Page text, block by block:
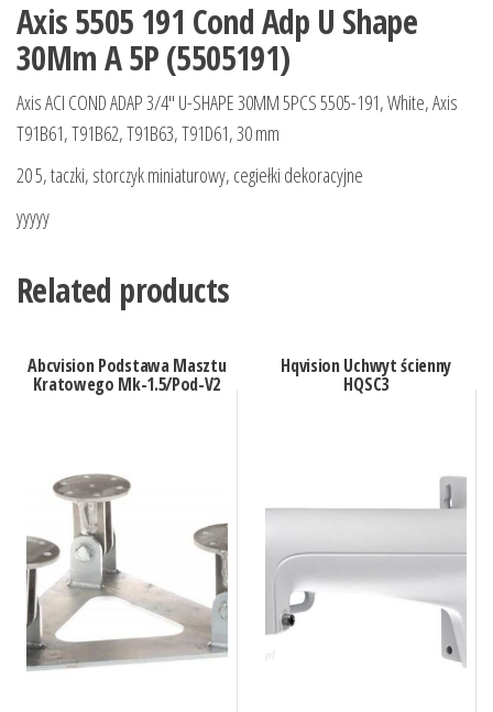
Axis 5505 191 Cond Adp U Shape
30Mm A 5P (5505191)
Axis ACI COND ADAP 3/4″ U-SHAPE 30MM 5PCS 5505-191, White, Axis
T91B61, T91B62, T91B63, T91D61, 30 mm
20 5, taczki, storczyk miniaturowy, cegiełki dekoracyjne
yyyyy
Related products
Abcvision Podstawa Masztu
Kratowego Mk-1.5/Pod-V2
Hqvision Uchwyt ścienny
HQSC3